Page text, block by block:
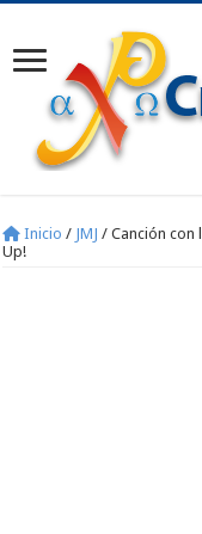
Inicio / JMJ / Canción con
Up!